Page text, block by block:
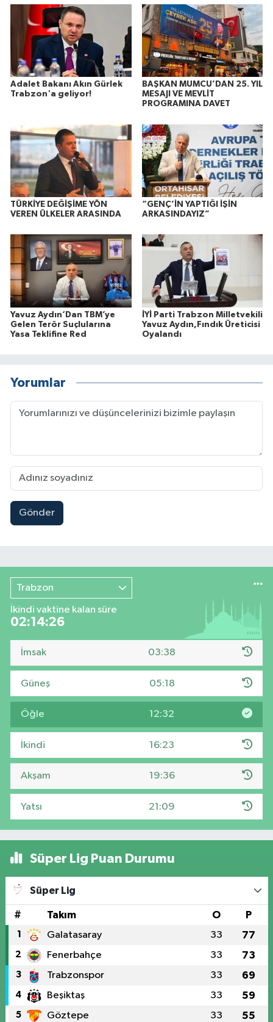
Adalet Bakanı Akın Gürlek
Trabzon'a geliyor!
BAŞKAN MUMCU’DAN 25. YIL
MESAJI VE MEVLİT
PROGRAMINA DAVET
TÜRKİYE DEĞİŞİME YÖN
VEREN ÜLKELER ARASINDA
“GENÇ’İN YAPTIĞI İŞİN
ARKASINDAYIZ”
Yavuz Aydın‘Dan TBM’ye
Gelen Terör Suçlularına
Yasa Teklifine Red
İYİ Parti Trabzon Milletvekili
Yavuz Aydın,Fındık Üreticisi
Oyalandı
Yorumlar
Gönder
Trabzon
İkindi vaktine kalan süre
02:14:25
İmsak 03:38
Güneş 05:18
Öğle 12:32
İkindi 16:23
Akşam 19:36
Yatsı 21:09
Süper Lig Puan Durumu
Süper Lig
# Takım O P
1 Galatasaray 33 77
2 Fenerbahçe 33 73
3 Trabzonspor 33 69
4 Beşiktaş 33 59
5 Göztepe 33 55